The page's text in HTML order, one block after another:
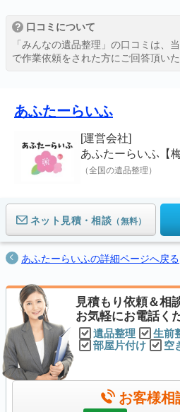
? 口コミについて
「みんなの遺品整理」の口コミは、
で作業依頼をされた方にご回答頂い
あふたーらいふ
[運営会社]
あふたーらいふ【
（全国の遺品整理）
ネット見積 （無料）
あふたーらいふの詳細ページへ戻る
見積もり依頼＆相談
お気軽にお電話く
遺品整理 生前
部屋片付け
空
お客様相